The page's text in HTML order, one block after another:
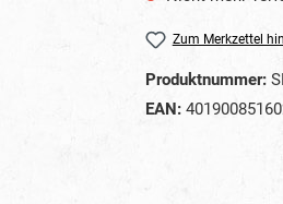
Zum Merkzettel
Produktnummer:
EAN: